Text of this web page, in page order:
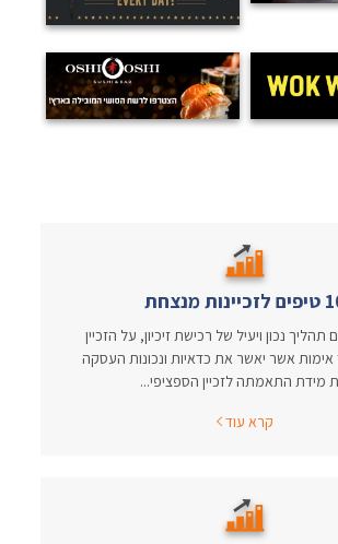
מנצחת
נכון ויעיל של רכישת זיכיון, על הזכיין
אשר יאשר את כדאיות ונכונות העסקה
מידת התאמתה לזכיין הספציפי...
קרא עוד